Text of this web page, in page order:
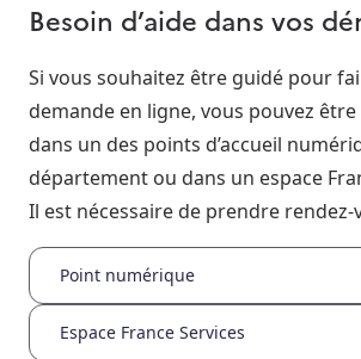
Besoin d’aide dans vos
Si vous souhaitez être guidé pour
demande en ligne, vous pouvez
dans un des points d’accueil
département ou dans un espace
Il est nécessaire de prendre rendez-
Point numérique
Espace France Services